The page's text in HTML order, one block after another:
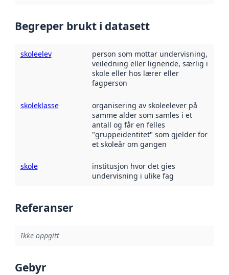
Begreper brukt i datasett
skoleelev
person som mottar undervisning,
veiledning eller lignende, særlig i
skole eller hos lærer eller
fagperson
skoleklasse
organisering av skoleelever på
samme alder som samles i et
antall og får en felles
"gruppeidentitet" som gjelder for
et skoleår om gangen
skole
institusjon hvor det gies
undervisning i ulike fag
Referanser
Ikke oppgitt
Gebyr